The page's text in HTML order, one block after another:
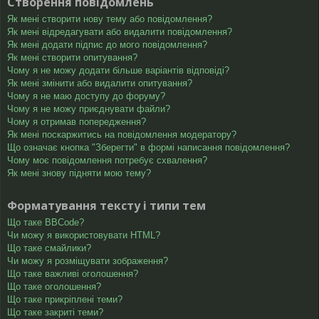
Як мені створити нову тему або повідомлення?
Як мені відредагувати або видалити повідомлення?
Як мені додати підпис до мого повідомлення?
Як мені створити опитування?
Чому я не можу додати більше варіантів відповіді?
Як мені змінити або видалити опитування?
Чому я не маю доступу до форуму?
Чому я не можу приєднувати файли?
Чому я отримав попередження?
Як мені поскаржитись на повідомлення модератору?
Що означає кнопка "Зберегти" в формі написання повідомлення?
Чому моє повідомлення потребує схвалення?
Як мені знову підняти мою тему?
Форматування тексту і типи тем
Що таке BBCode?
Чи можу я використовувати HTML?
Що таке смайлики?
Чи можу я розміщувати зображення?
Що таке важливі оголошення?
Що таке оголошення?
Що таке прикріплені теми?
Що таке закриті теми?